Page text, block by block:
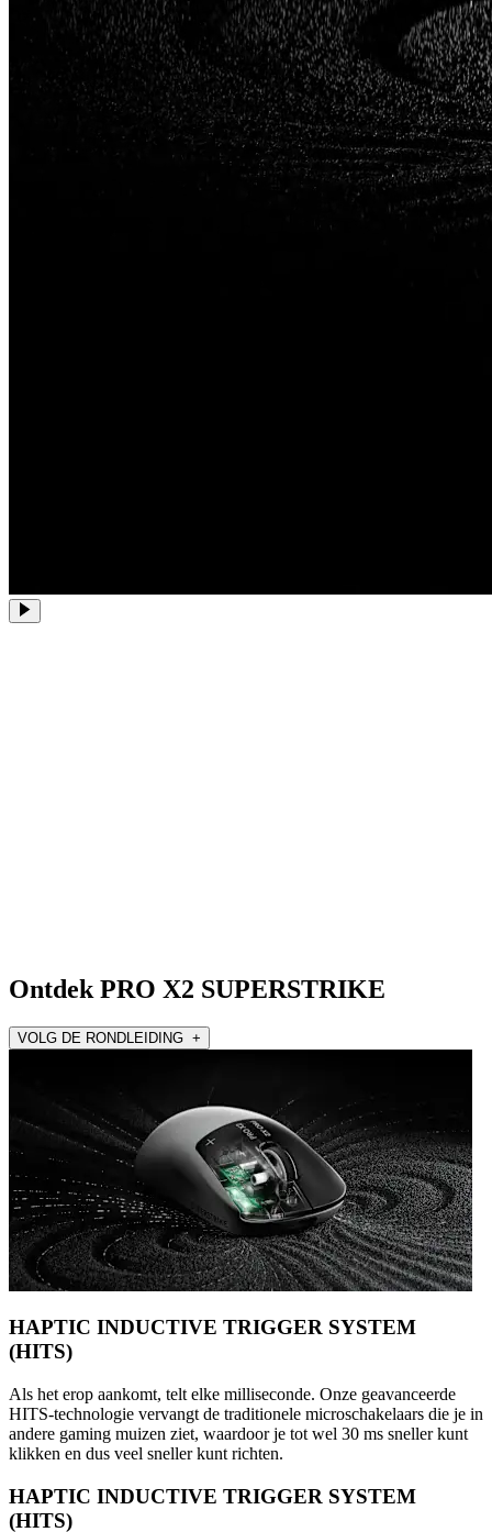
Ontdek PRO X2 SUPERSTRIKE
VOLG DE RONDLEIDING +
HAPTIC INDUCTIVE TRIGGER SYSTEM
(HITS)
Als het erop aankomt, telt elke milliseconde. Onze geavanceerde
HITS-technologie vervangt de traditionele microschakelaars die je in
andere gaming muizen ziet, waardoor je tot wel 30 ms sneller kunt
klikken en dus veel sneller kunt richten.
HAPTIC INDUCTIVE TRIGGER SYSTEM
(HITS)